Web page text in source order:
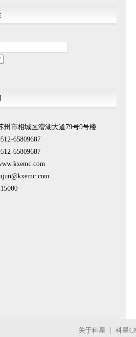
州市相城区漕湖大道79号9号楼
65809687
65809687
关于科星 科星